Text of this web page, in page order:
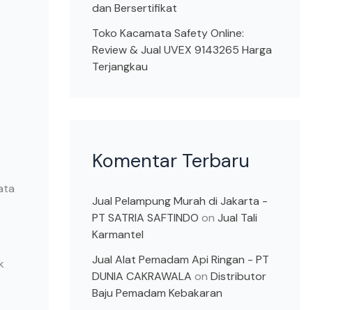
dan Bersertifikat
Toko Kacamata Safety Online:
Review & Jual UVEX 9143265 Harga
Terjangkau
Komentar Terbaru
Jual Pelampung Murah di Jakarta -
PT SATRIA SAFTINDO on Jual Tali
Karmantel
Jual Alat Pemadam Api Ringan - PT
DUNIA CAKRAWALA on Distributor
Baju Pemadam Kebakaran